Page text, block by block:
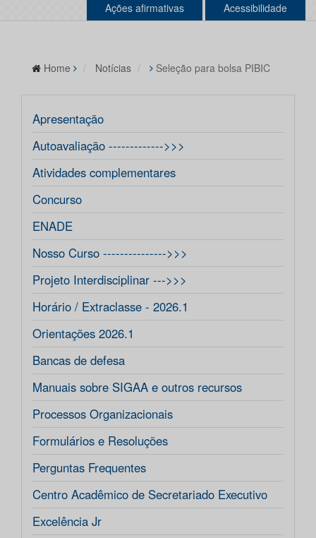
Ações afirmativas Acessibilidade
Home Notícias Seleção para bolsa PIBIC
Apresentação
Autoavaliação ------------->>>
Atividades complementares
Concurso
ENADE
Nosso Curso --------------->>>
Projeto Interdisciplinar --->>>
Horário / Extraclasse - 2026.1
Orientações 2026.1
Bancas de defesa
Manuais sobre SIGAA e outros recursos
Processos Organizacionais
Formulários e Resoluções
Perguntas Frequentes
Centro Acadêmico de Secretariado Executivo
Excelência Jr